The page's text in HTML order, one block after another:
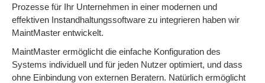
Prozesse für Ihr Unternehmen in einer modernen und
effektiven Instandhaltungssoftware zu integrieren haben wir
MaintMaster entwickelt.
MaintMaster ermöglicht die einfache Konfiguration des
Systems individuell und für jeden Nutzer optimiert, und dass
ohne Einbindung von externen Beratern. Natürlich ermöglicht